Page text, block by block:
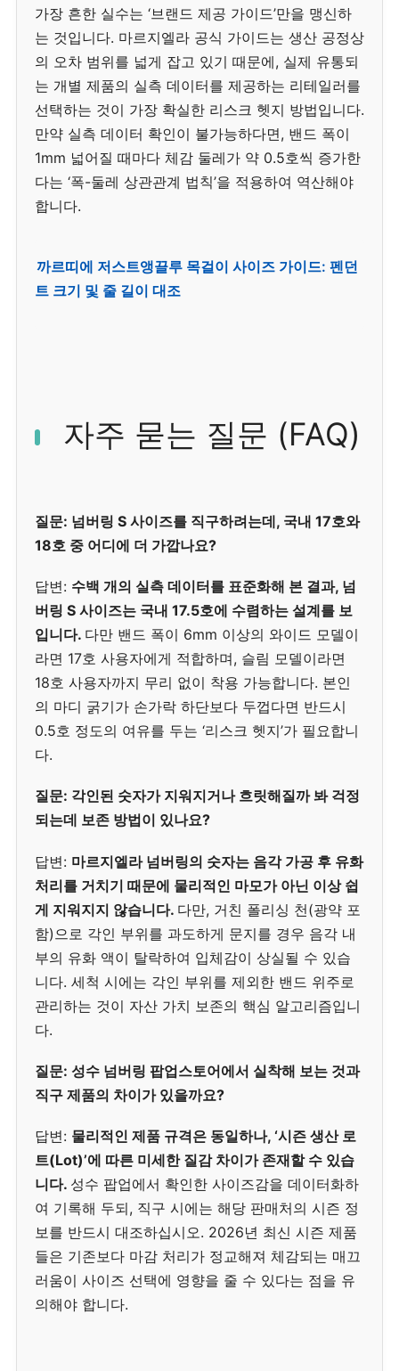
가장 흔한 실수는 ‘브랜드 제공 가이드’만을 맹신하
는 것입니다. 마르지엘라 공식 가이드는 생산 공정상
의 오차 범위를 넓게 잡고 있기 때문에, 실제 유통되
는 개별 제품의 실측 데이터를 제공하는 리테일러를
선택하는 것이 가장 확실한 리스크 헷지 방법입니다.
만약 실측 데이터 확인이 불가능하다면, 밴드 폭이
1mm 넓어질 때마다 체감 둘레가 약 0.5호씩 증가한
다는 ‘폭-둘레 상관관계 법칙’을 적용하여 역산해야
합니다.
까르띠에 저스트앵끌루 목걸이 사이즈 가이드: 펜던
트 크기 및 줄 길이 대조
자주 묻는 질문 (FAQ)
질문: 넘버링 S 사이즈를 직구하려는데, 국내 17호와
18호 중 어디에 더 가깝나요?
답변: 수백 개의 실측 데이터를 표준화해 본 결과, 넘
버링 S 사이즈는 국내 17.5호에 수렴하는 설계를 보
입니다. 다만 밴드 폭이 6mm 이상의 와이드 모델이
라면 17호 사용자에게 적합하며, 슬림 모델이라면
18호 사용자까지 무리 없이 착용 가능합니다. 본인
의 마디 굵기가 손가락 하단보다 두껍다면 반드시
0.5호 정도의 여유를 두는 ‘리스크 헷지’가 필요합니
다.
질문: 각인된 숫자가 지워지거나 흐릿해질까 봐 걱정
되는데 보존 방법이 있나요?
답변: 마르지엘라 넘버링의 숫자는 음각 가공 후 유화
처리를 거치기 때문에 물리적인 마모가 아닌 이상 쉽
게 지워지지 않습니다. 다만, 거친 폴리싱 천(광약 포
함)으로 각인 부위를 과도하게 문지를 경우 음각 내
부의 유화 액이 탈락하여 입체감이 상실될 수 있습
니다. 세척 시에는 각인 부위를 제외한 밴드 위주로
관리하는 것이 자산 가치 보존의 핵심 알고리즘입니
다.
질문: 성수 넘버링 팝업스토어에서 실착해 보는 것과
직구 제품의 차이가 있을까요?
답변: 물리적인 제품 규격은 동일하나, ‘시즌 생산 로
트(Lot)’에 따른 미세한 질감 차이가 존재할 수 있습
니다. 성수 팝업에서 확인한 사이즈감을 데이터화하
여 기록해 두되, 직구 시에는 해당 판매처의 시즌 정
보를 반드시 대조하십시오. 2026년 최신 시즌 제품
들은 기존보다 마감 처리가 정교해져 체감되는 매끄
러움이 사이즈 선택에 영향을 줄 수 있다는 점을 유
의해야 합니다.